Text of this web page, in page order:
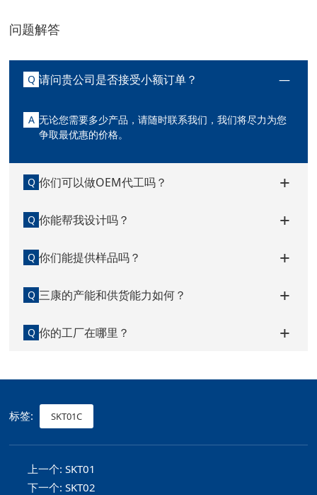
问题解答
Q 请问贵公司是否接受小额订单？
A 无论您需要多少产品，请随时联系我们，我们将尽力为您
争取最优惠的价格。
Q 你们可以做OEM代工吗？
Q 你能帮我设计吗？
Q 你们能提供样品吗？
Q 三康的产能和供货能力如何？
Q 你的工厂在哪里？
标签: SKT01C
上一个:SKT01
下一个:SKT02